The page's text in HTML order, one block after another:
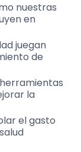
nuestras
en
juegan
de
la
el gasto